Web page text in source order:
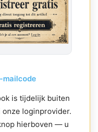
is tijdelijk buiten
loginprovider.
hierboven — u